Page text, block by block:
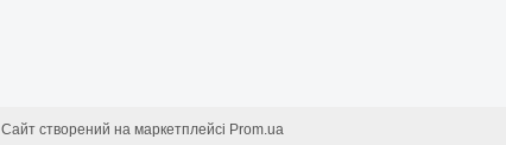
Сайт створений на маркетплейсі Prom.ua